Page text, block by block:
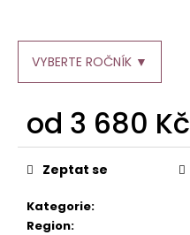
VYBERTE ROČNÍK ▼
od 3 680 Kč
Měrná
cena:
Kategorie:
Region:
Zeptat se
o
u
u
j
e
m
e